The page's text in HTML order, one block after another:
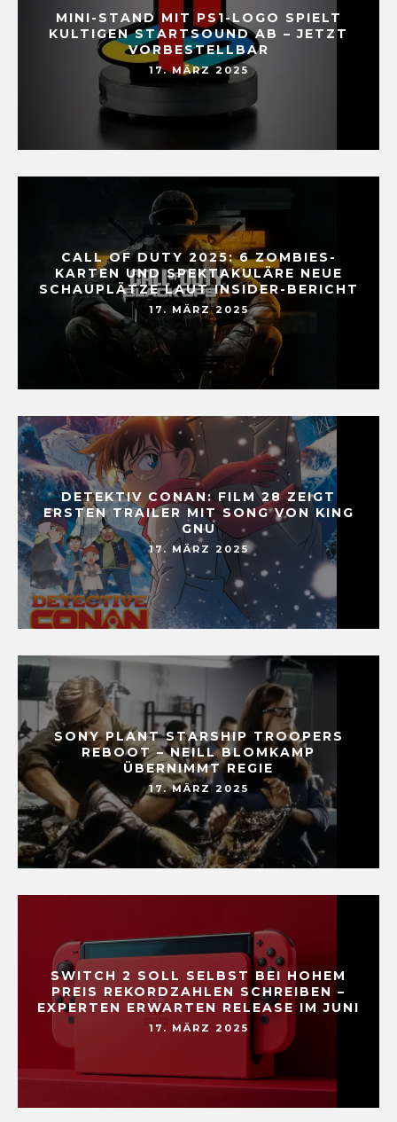
MINI-STAND MIT PS1-LOGO SPIELT
KULTIGEN STARTSOUND AB – JETZT
VORBESTELLBAR
17. MÄRZ 2025
CALL OF DUTY 2025: 6 ZOMBIES-
KARTEN UND SPEKTAKULÄRE NEUE
SCHAUPLÄTZE LAUT INSIDER-BERICHT
17. MÄRZ 2025
DETEKTIV CONAN: FILM 28 ZEIGT
ERSTEN TRAILER MIT SONG VON KING
GNU
17. MÄRZ 2025
SONY PLANT STARSHIP TROOPERS
REBOOT – NEILL BLOMKAMP
ÜBERNIMMT REGIE
17. MÄRZ 2025
SWITCH 2 SOLL SELBST BEI HOHEM
PREIS REKORDZAHLEN SCHREIBEN –
EXPERTEN ERWARTEN RELEASE IM JUNI
17. MÄRZ 2025